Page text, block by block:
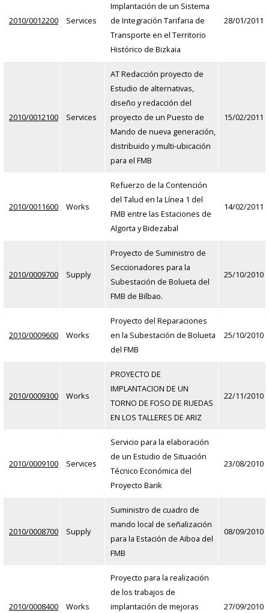
2010/0012200 Services
Implantación de un Sistema
de Integración Tarifaria de
Transporte en el Territorio
Histórico de Bizkaia
28/01/2011
2010/0012100 Services
AT Redacción proyecto de
Estudio de alternativas,
diseño y redacción del
proyecto de un Puesto de
Mando de nueva generación,
distribuido y multi-ubicación
para el FMB
15/02/2011
2010/0011600 Works
Refuerzo de la Contención
del Talud en la Línea 1 del
FMB entre las Estaciones de
Algorta y Bidezabal
14/02/2011
2010/0009700 Supply
Proyecto de Suministro de
Seccionadores para la
Subestación de Bolueta del
FMB de Bilbao.
25/10/2010
2010/0009600 Works
Proyecto del Reparaciones
en la Subestación de Bolueta
del FMB
25/10/2010
2010/0009300 Works
PROYECTO DE
IMPLANTACION DE UN
TORNO DE FOSO DE RUEDAS
EN LOS TALLERES DE ARIZ
22/11/2010
2010/0009100 Services
Servicio para la elaboración
de un Estudio de Situación
Técnico Económica del
Proyecto Barik
23/08/2010
2010/0008700 Supply
Suministro de cuadro de
mando local de señalización
para la Estación de Aiboa del
FMB
08/09/2010
2010/0008400 Works
Proyecto para la realización
de los trabajos de
implantación de mejoras
27/09/2010